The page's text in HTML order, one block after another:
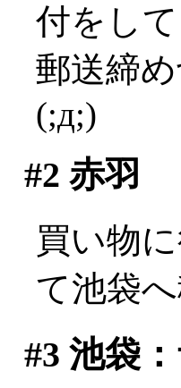
付をし
郵送締
(;д;)
#2 赤羽
買い物
て池袋へ
#3 池袋